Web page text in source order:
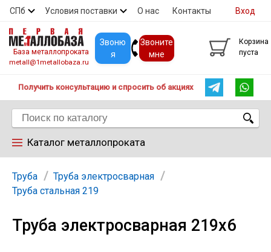
СПб Условия поставки О нас Контакты
Скидки Прайс Покупателям
Вход
База металлопроката
metall@1metallobaza.ru
Звоню
я
Звоните
мне
Корзина
пуста
Получить консультацию и спросить об акциях
Каталог металлопроката
Арматура
Труба
Труба электросварная
Труба стальная 219
Труба электросварная 219х6